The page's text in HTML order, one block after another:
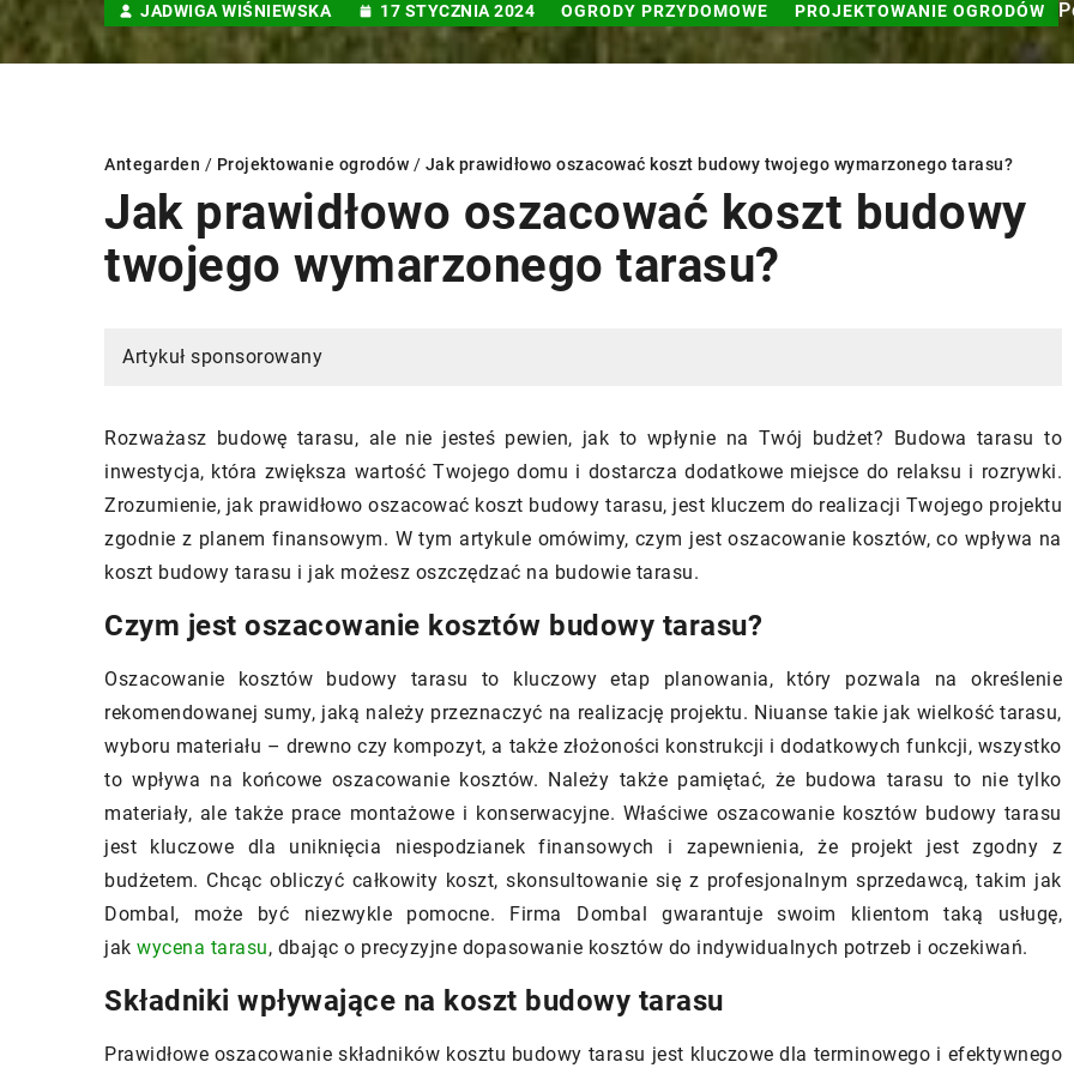
JADWIGA WIŚNIEWSKA 17 STYCZNIA 2024 OGRODY PRZYDOMOWE PROJEKTOWANIE OGRODÓW
Antegarden / Projektowanie ogrodów / Jak prawidłowo oszacować koszt budowy twojego wymarzonego tarasu?
Jak prawidłowo oszacować koszt budowy
twojego wymarzonego tarasu?
Artykuł sponsorowany
Rozważasz budowę tarasu, ale nie jesteś pewien, jak to wpłynie na Twój budżet? Budowa tarasu to
inwestycja, która zwiększa wartość Twojego domu i dostarcza dodatkowe miejsce do relaksu i rozrywki.
Zrozumienie, jak prawidłowo oszacować koszt budowy tarasu, jest kluczem do realizacji Twojego projektu
zgodnie z planem finansowym. W tym artykule omówimy, czym jest oszacowanie kosztów, co wpływa na
koszt budowy tarasu i jak możesz oszczędzać na budowie tarasu.
Czym jest oszacowanie kosztów budowy tarasu?
Oszacowanie kosztów budowy tarasu to kluczowy etap planowania, który pozwala na określenie
rekomendowanej sumy, jaką należy przeznaczyć na realizację projektu. Niuanse takie jak wielkość tarasu,
wyboru materiału – drewno czy kompozyt, a także złożoności konstrukcji i dodatkowych funkcji, wszystko
to wpływa na końcowe oszacowanie kosztów. Należy także pamiętać, że budowa tarasu to nie tylko
materiały, ale także prace montażowe i konserwacyjne. Właściwe oszacowanie kosztów budowy tarasu
jest kluczowe dla uniknięcia niespodzianek finansowych i zapewnienia, że projekt jest zgodny z
budżetem. Chcąc obliczyć całkowity koszt, skonsultowanie się z profesjonalnym sprzedawcą, takim jak
Dombal, może być niezwykle pomocne. Firma Dombal gwarantuje swoim klientom taką usługę,
jak wycena tarasu, dbając o precyzyjne dopasowanie kosztów do indywidualnych potrzeb i oczekiwań.
Składniki wpływające na koszt budowy tarasu
Prawidłowe oszacowanie składników kosztu budowy tarasu jest kluczowe dla terminowego i efektywnego
wyposażenia wnętrz, które
wyposażenia, które nadadzą
domowi charakter i
INNE
3 września 2025
Jakie innowacyjne rozwiązania w
poprawić komfort Twojego domu?
Odkryj nowoczesne technologie
zwiększające efektywność
energetyczną i komfort w Twoim
domu. Poznaj innowacje
umożliwiające zrównoważone
zarządzanie temperaturą oraz
jakością powietrza.
PROJEKTOWANIE OGRODÓW
23 marca 2024
kącik relaksu w zielonym zakątku.
Dowiedz się, jak planować, tworzyć i
cieszyć się swoją przestrzenią
relaksu.